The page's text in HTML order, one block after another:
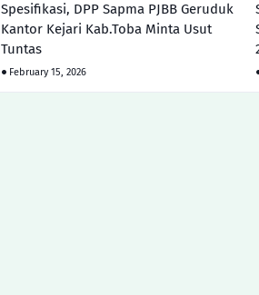
Spesifikasi, DPP Sapma PJBB Geruduk
Kantor Kejari Kab.Toba Minta Usut
Tuntas
February 15, 2026